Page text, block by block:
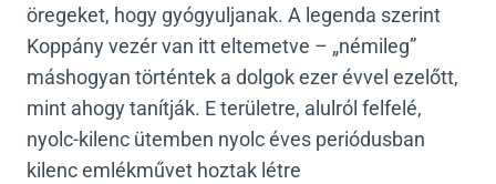
öregeket, hogy gyógyuljanak. A legenda szerint
Koppány vezér van itt eltemetve – „némileg”
máshogyan történtek a dolgok ezer évvel ezelőtt,
mint ahogy tanítják. E területre, alulról felfelé,
nyolc-kilenc ütemben nyolc éves periódusban
kilenc emlékművet hoztak létre